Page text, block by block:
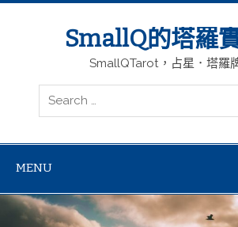
SmallQ的塔羅
SmallQTarot，占星．塔羅
MENU